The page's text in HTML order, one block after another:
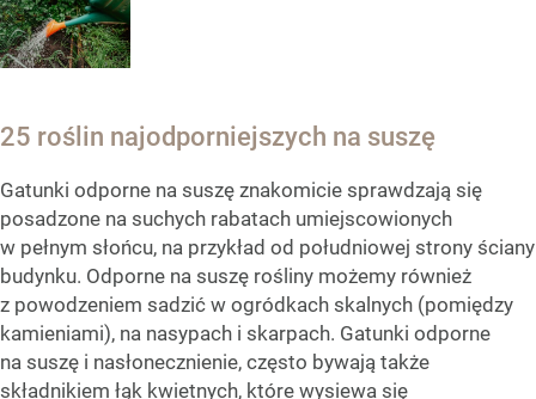
25 roślin najodporniejszych na suszę
Gatunki odporne na suszę znakomicie sprawdzają się
posadzone na suchych rabatach umiejscowionych
w pełnym słońcu, na przykład od południowej strony ściany
budynku. Odporne na suszę rośliny możemy również
z powodzeniem sadzić w ogródkach skalnych (pomiędzy
kamieniami), na nasypach i skarpach. Gatunki odporne
na suszę i nasłonecznienie, często bywają także
składnikiem łąk kwietnych, które wysiewa się